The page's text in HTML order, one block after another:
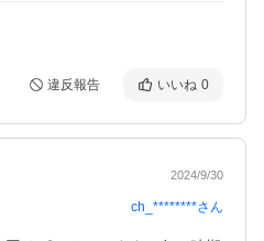
違反報告 いいね 0
2024/9/30
ch_********さん